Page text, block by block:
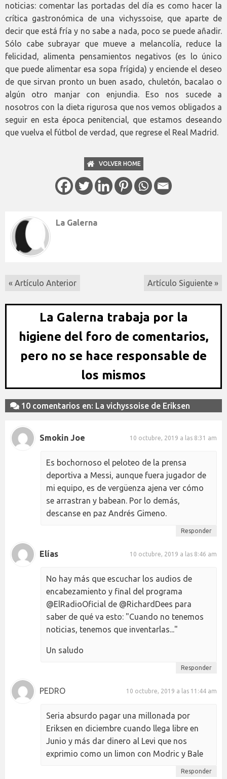
noticias: comentar las portadas del día es como hacer la
crítica gastronómica de una vichyssoise, que aparte de
decir que está fría y no sabe a nada, poco se puede añadir.
Sólo cabe subrayar que mueve a melancolía, reduce la
felicidad, alimenta pensamientos negativos (es lo único
que puede alimentar esa sopa frígida) y enciende el deseo
de que sirvan pronto un buen asado, chuletón, bacalao o
algún otro manjar con enjundia. Eso nos sucede a
nosotros con la dieta rigurosa que nos vemos obligados a
seguir en esta época penitencial, que estamos deseando
que vuelva el fútbol de verdad, que regrese el Real Madrid.
VOLVER HOME
La Galerna
« Artículo Anterior Artículo Siguiente »
La Galerna trabaja por la
higiene del foro de comentarios,
pero no se hace responsable de
los mismos
10 comentarios en: La vichyssoise de Eriksen
Smokin Joe 10 octubre, 2019 a las 8:31 am
Es bochornoso el peloteo de la prensa
deportiva a Messi, aunque fuera jugador de
mi equipo, es de vergüenza ajena ver cómo
se arrastran y babean. Por lo demás,
descanse en paz Andrés Gimeno.
Responder
Elías 10 octubre, 2019 a las 8:46 am
No hay más que escuchar los audios de
encabezamiento y final del programa
@ElRadioOficial de @RichardDees para
saber de qué va esto: "Cuando no tenemos
noticias, tenemos que inventarlas..."
Un saludo
Responder
PEDRO 10 octubre, 2019 a las 11:44 am
Seria absurdo pagar una millonada por
Eriksen en diciembre cuando llega libre en
Junio y más dar dinero al Levi que nos
exprimio como un limon con Modric y Bale
Responder